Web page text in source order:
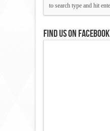
Find us on Facebook